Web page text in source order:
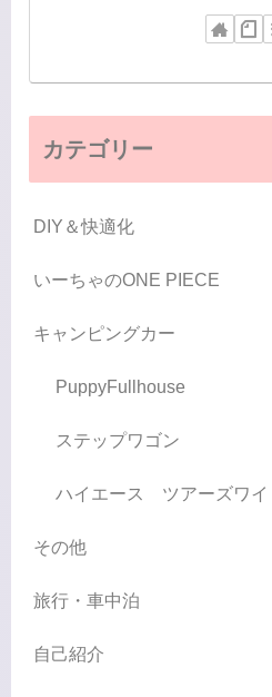
カテゴリー
DIY＆快適化
いーちゃのONE PIECE
キャンピングカー
PuppyFullhouse
ステップワゴン
ハイエース ツアーズワイ
その他
旅行・車中泊
自己紹介